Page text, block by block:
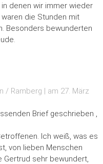
denen wir immer wieder
die Stunden mit
Besonders bewunderten
/ Ramberg | am 27. März
Brief geschrieben ,
Ich weiß, was es
von lieben Menschen
Gertrud sehr bewundert,